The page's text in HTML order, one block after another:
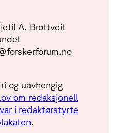
A. Brottveit
og uavhengig
om redaksjonell
i redaktørstyrte
.